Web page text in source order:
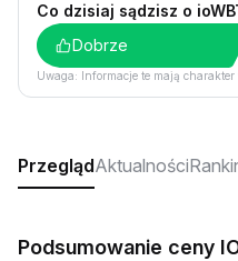
Co dzisiaj sądzisz o
Dobrze
Uwaga: Informacje te mają charakter
PrzeglądAktualności
Podsumowanie ceny